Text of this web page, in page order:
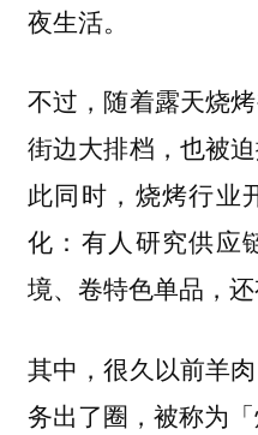
夜生活。
不过， 随着露天烧
街边大排档，也被
此同时，烧烤行业
化：有人研究供应
境、卷特色单品，还
其中，很久以前羊
务出了圈，被称为「